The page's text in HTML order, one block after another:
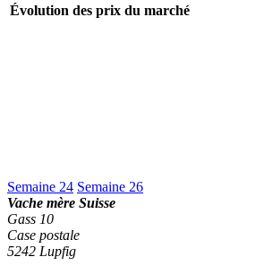
Évolution des prix du marché
Semaine 24 Semaine 26
Vache mère Suisse
Gass 10
Case postale
5242 Lupfig